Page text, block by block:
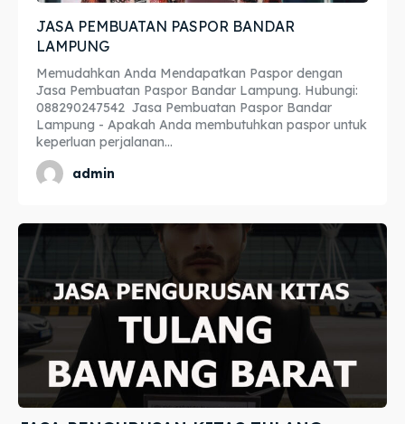
Asuransi
Blog
Asuransi
Blog
JASA PEMBUATAN PASPOR BANDAR
LAMPUNG
Memudahkan Anda Mendapatkan Paspor dengan
Jasa Pembuatan Paspor Bandar Lampung. Hubungi:
088290247542 Jasa Pembuatan Paspor Bandar
Lampung - Apakah Anda membutuhkan paspor untuk
keperluan perjalanan...
admin